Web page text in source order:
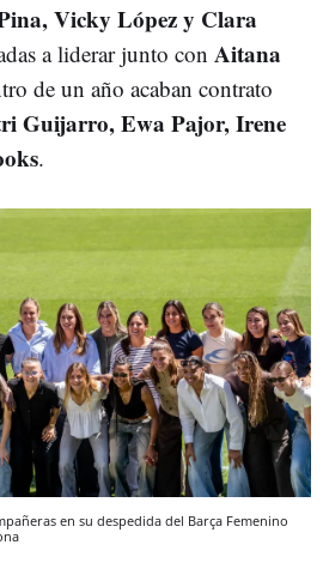
Vicky López y Clara
a liderar junto con Aitana
de un año acaban contrato
Guijarro, Ewa Pajor, Irene
.
en su despedida del Barça Femenino